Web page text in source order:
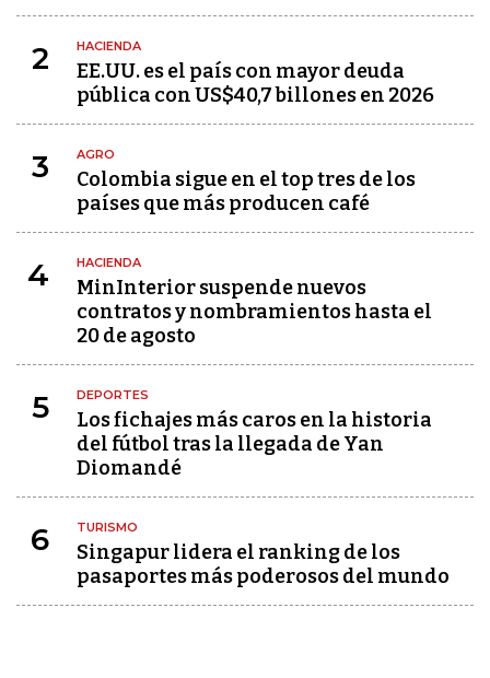
2 HACIENDA
EE.UU. es el país con mayor deuda
pública con US$40,7 billones en 2026
3 AGRO
Colombia sigue en el top tres de los
países que más producen café
4 HACIENDA
MinInterior suspende nuevos
contratos y nombramientos hasta el
20 de agosto
5 DEPORTES
Los fichajes más caros en la historia
del fútbol tras la llegada de Yan
Diomandé
6 TURISMO
Singapur lidera el ranking de los
pasaportes más poderosos del mundo